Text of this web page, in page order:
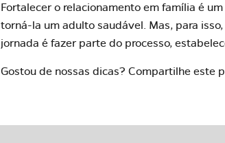
Fortalecer o relacionamento em família é
torná-la um adulto saudável. Mas, para
jornada é fazer parte do processo,
Gostou de nossas dicas? Compartilhe este